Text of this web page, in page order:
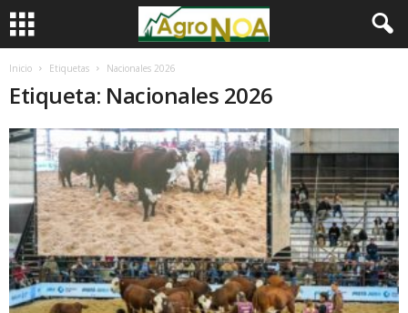
Inicio Etiquetas Nacionales 2026
Etiqueta: Nacionales 2026